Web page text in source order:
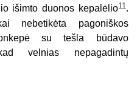
išimto duonos kepalėlio11.
nebetikėta pagoniškos
su teš­la būdavo
velnias nepagadintų